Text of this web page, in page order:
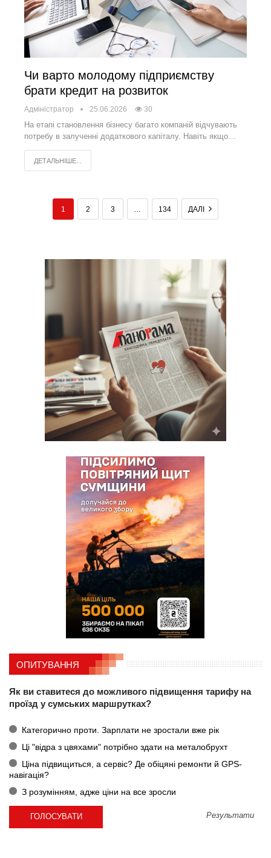
Чи варто молодому підприємству
брати кредит на розвиток
Адміністратор 25.06.2026 30
На етапі становлення бізнесу багато компаній відчувають
потребу в залученні додаткового капіталу. Навіть якщо…
ДЕТАЛЬНІШЕ...
1 2 3 … 134 ДАЛІ
ОПИТУВАННЯ
Як ви ставитеся до можливого підвищення тарифу на
проїзд у сумських маршрутках?
Категорично проти. Зарплати не зростали вже рік
Ці "відра з цвяхами" потрібно здати на металобрухт
Ціна підвищиться, а сервіс? Де обіцяні ремонти й GPS-
навігація?
З розумінням, адже ціни на все зросли
Результати